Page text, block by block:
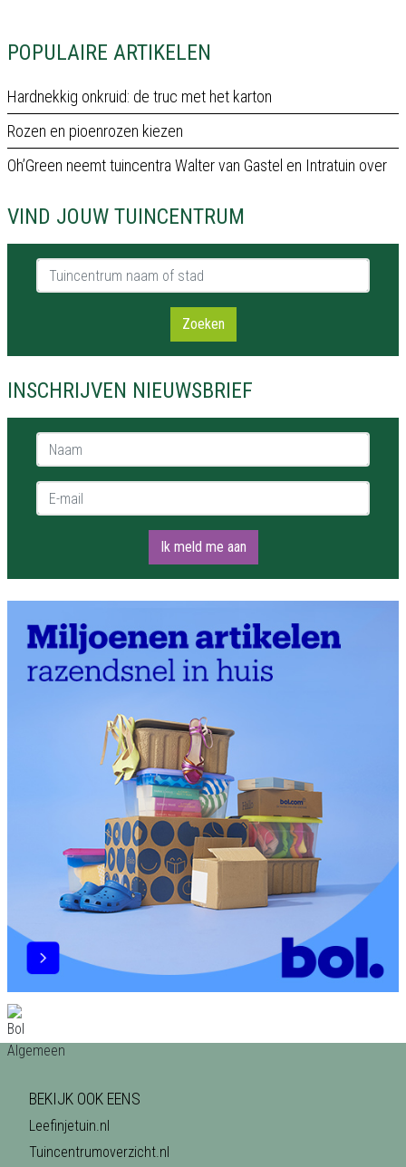
POPULAIRE ARTIKELEN
Hardnekkig onkruid: de truc met het karton
Rozen en pioenrozen kiezen
Oh’Green neemt tuincentra Walter van Gastel en Intratuin over
VIND JOUW TUINCENTRUM
Tuincentrum naam of stad
Zoeken
INSCHRIJVEN NIEUWSBRIEF
Naam *
E-mail *
Ik meld me aan
BEKIJK OOK EENS
Leefinjetuin.nl
Tuincentrumoverzicht.nl